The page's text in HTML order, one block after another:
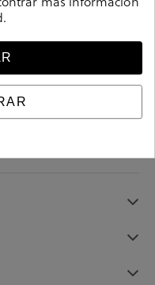
SOCKS en
de algodón
un toque de color a
un par de calcetines
13% Polyamide, 2%
46).
.